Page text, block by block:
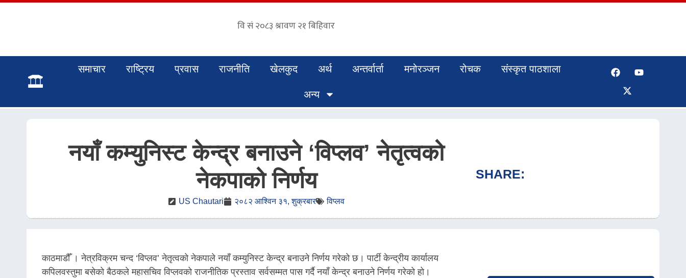
समाचार राष्ट्रिय प्रवास राजनीति खेलकुद अर्थ अन्तर्वार्ता मनोरञ्जन रोचक संस्कृत पाठशाला
अन्य
नयाँ कम्युनिस्ट केन्द्र बनाउने ‘विप्लव’ नेतृत्वको
नेकपाको निर्णय
US Chautari २०८२ आश्विन ३१, शुक्रबार विप्लव
SHARE:
काठमाडौँ । नेत्रविक्रम चन्द ‘विप्लव’ नेतृत्वको नेकपाले नयाँ कम्युनिस्ट केन्द्र बनाउने निर्णय गरेको छ। पार्टी केन्द्रीय कार्यालय
कपिलवस्तुमा बसेको बैठकले महासचिव विप्लवको राजनीतिक प्रस्ताव सर्वसम्मत पास गर्दै नयाँ केन्द्र बनाउने निर्णय गरेको हो।